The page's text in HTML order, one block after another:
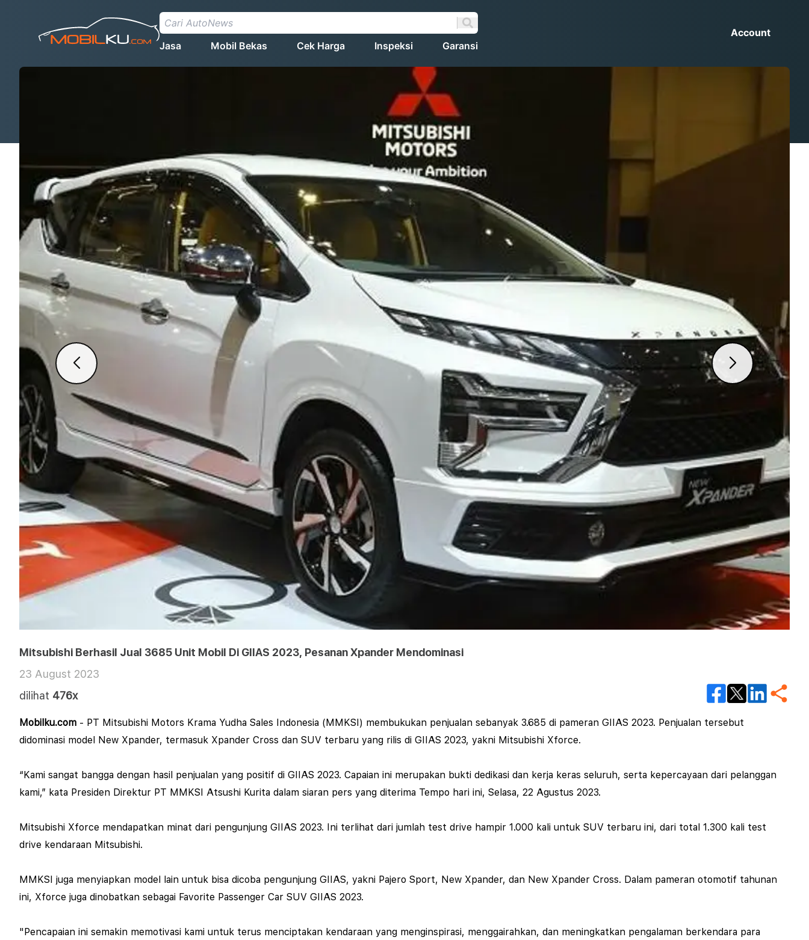
Jasa Mobil Bekas Cek Harga Inspeksi Garansi
Account
Mitsubishi Berhasil Jual 3685 Unit Mobil Di GIIAS 2023, Pesanan Xpander Mendominasi
23 August 2023
dilihat 476x
Mobilku.com - PT Mitsubishi Motors Krama Yudha Sales Indonesia (MMKSI) membukukan penjualan sebanyak 3.685 di pameran GIIAS 2023. Penjualan tersebut
didominasi model New Xpander, termasuk Xpander Cross dan SUV terbaru yang rilis di GIIAS 2023, yakni Mitsubishi Xforce.
“Kami sangat bangga dengan hasil penjualan yang positif di GIIAS 2023. Capaian ini merupakan bukti dedikasi dan kerja keras seluruh, serta kepercayaan dari pelanggan
kami,” kata Presiden Direktur PT MMKSI Atsushi Kurita dalam siaran pers yang diterima Tempo hari ini, Selasa, 22 Agustus 2023.
Mitsubishi Xforce mendapatkan minat dari pengunjung GIIAS 2023. Ini terlihat dari jumlah test drive hampir 1.000 kali untuk SUV terbaru ini, dari total 1.300 kali test
drive kendaraan Mitsubishi.
MMKSI juga menyiapkan model lain untuk bisa dicoba pengunjung GIIAS, yakni Pajero Sport, New Xpander, dan New Xpander Cross. Dalam pameran otomotif tahunan
ini, Xforce juga dinobatkan sebagai Favorite Passenger Car SUV GIIAS 2023.
"Pencapaian ini semakin memotivasi kami untuk terus menciptakan kendaraan yang menginspirasi, menggairahkan, dan meningkatkan pengalaman berkendara para